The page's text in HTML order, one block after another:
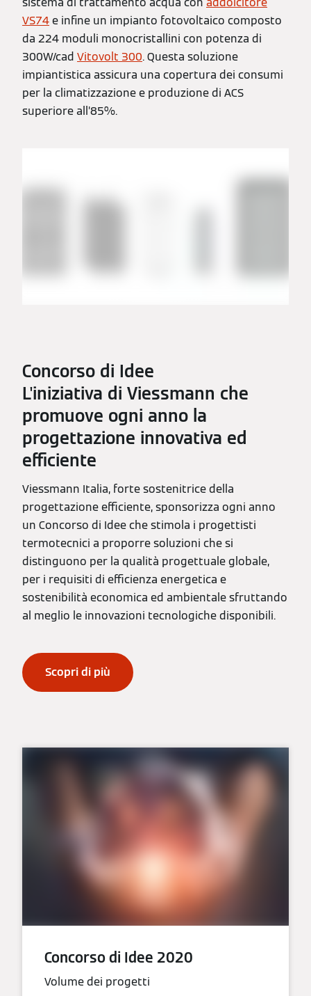
VS74e infine un impianto fotovoltaico composto
da 224 moduli monocristallini con potenza di
300W/cad Vitovolt 300. Questa soluzione
impiantistica assicura una copertura dei consumi
per la climatizzazione e produzione di ACS
superiore all’85%.
Concorso di Idee
L'iniziativa di Viessmann che
promuove ogni anno la
progettazione innovativa ed
efficiente
Viessmann Italia, forte sostenitrice della
progettazione efficiente, sponsorizza ogni anno
un Concorso di Idee che stimola i progettisti
termotecnici a proporre soluzioni che si
distinguono per la qualità progettuale globale,
per i requisiti di efficienza energetica e
sostenibilità economica ed ambientale sfruttando
al meglio le innovazioni tecnologiche disponibili.
Scopri di più
Concorso di Idee 2020
Volume dei progetti